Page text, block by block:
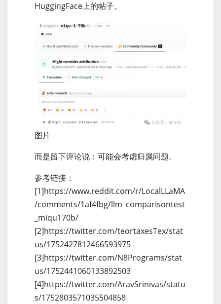
HuggingFace上的帖子。
图片
而是留下评论说：可能会考虑归属问题。
参考链接：
[1]https://www.reddit.com/r/LocalLLaMA
/comments/1af4fbg/llm_comparisontest
_miqu170b/
[2]https://twitter.com/teortaxesTex/stat
us/1752427812466593975
[3]https://twitter.com/N8Programs/stat
us/1752441060133892503
[4]https://twitter.com/AravSrinivas/statu
s/1752803571035504858